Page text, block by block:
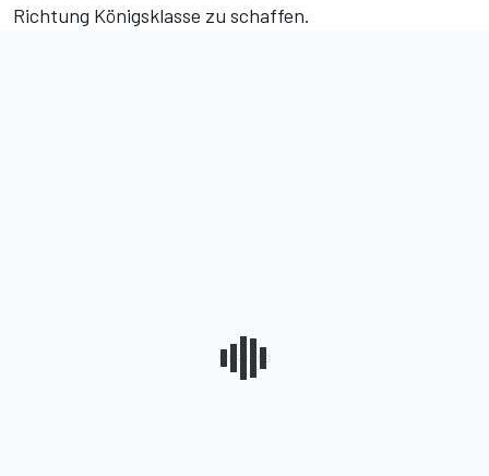
Richtung Königsklasse zu schaffen.